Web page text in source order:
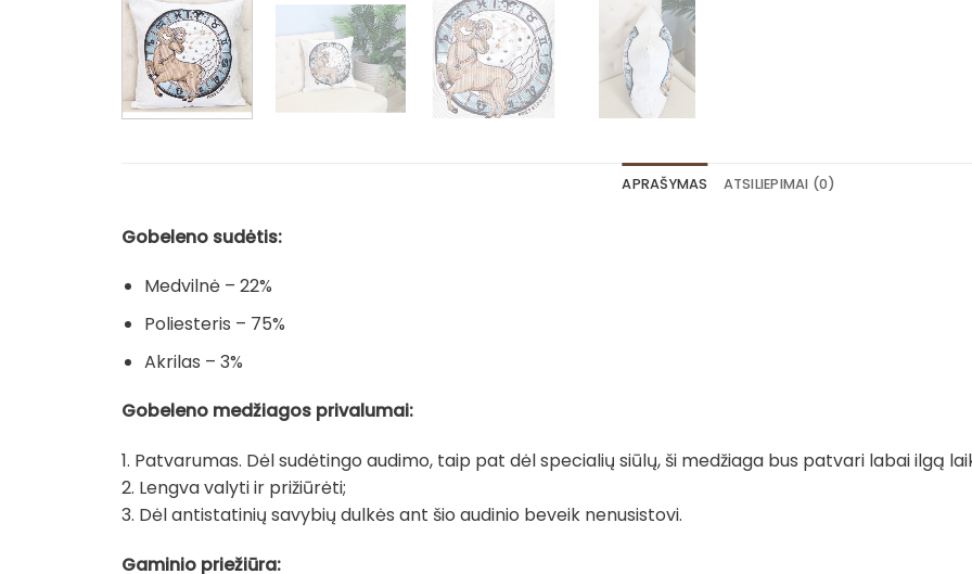
APRAŠYMAS ATSILIEPIMAI (0)
Gobeleno sudėtis:
Medvilnė – 22%
Poliesteris – 75%
Akrilas – 3%
Gobeleno medžiagos privalumai:
1. Patvarumas. Dėl sudėtingo audimo, taip pat dėl specialių siūlų, ši medžiaga bus patvari labai ilgą
2. Lengva valyti ir prižiūrėti;
3. Dėl antistatinių savybių dulkės ant šio audinio beveik nenusistovi.
Gaminio priežiūra: